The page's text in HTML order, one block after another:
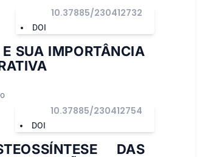
DOI
10.37885/230412732
SUA IMPORTÂNCIA
DOI
10.37885/230412754
DAS